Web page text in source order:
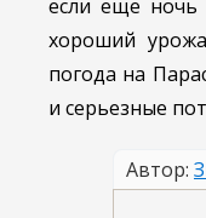
если еще ночь
хороший
погода на
и серьезные
Автор: